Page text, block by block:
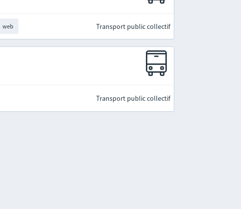
web Transport public collectif
Transport public collectif